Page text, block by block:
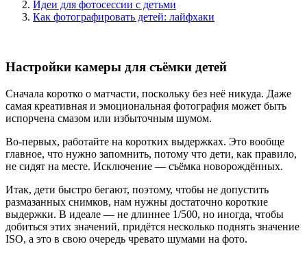
Идеи для фотосессии с детьми
Как фотографировать детей: лайфхаки
Настройки камеры для съёмки детей
Сначала коротко о матчасти, поскольку без неё никуда. Даже
самая креативная и эмоциональная фотография может быть
испорчена смазом или избыточным шумом.
Во-первых, работайте на коротких выдержках. Это вообще
главное, что нужно запомнить, потому что дети, как правило,
не сидят на месте. Исключение — съёмка новорождённых.
Итак, дети быстро бегают, поэтому, чтобы не допустить
размазанных снимков, нам нужны достаточно короткие
выдержки. В идеале — не длиннее 1/500, но иногда, чтобы
добиться этих значений, придётся несколько поднять значение
ISO, а это в свою очередь чревато шумами на фото.